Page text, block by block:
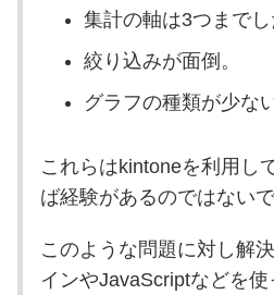
集計の軸は3つまでし
絞り込みが面倒。
グラフの種類が少な
これらはkintoneを利用し
ば経験があるのではないで
このような問題に対し解
インやJavaScriptなどを